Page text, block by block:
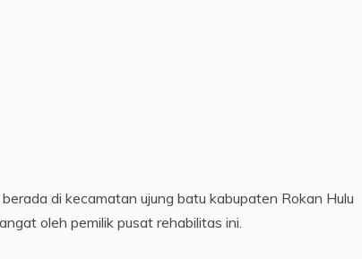
di kecamatan ujung batu kabupaten Rokan Hulu
oleh pemilik pusat rehabilitas ini.